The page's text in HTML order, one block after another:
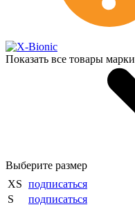
Показать все товары марки
Выберите размер
XS подписаться
S
подписаться